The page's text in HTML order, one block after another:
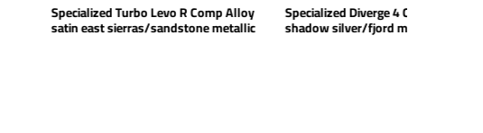
Specialized Turbo Levo R Comp Alloy
satin east sierras/sandstone metallic
Specialized Diverge 4 Comp Alloy
shadow silver/fjord metallic